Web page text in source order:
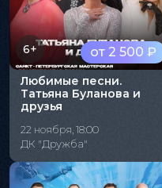
от 2 500 ₽
6+
Любимые песни.
Татьяна Буланова и
друзья
22 ноября, 18:00
ДК "Дружба"